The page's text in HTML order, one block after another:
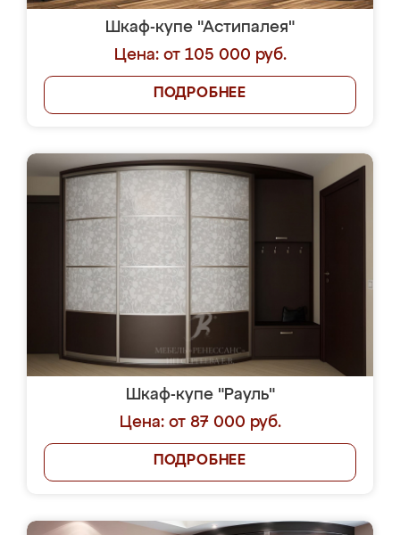
Шкаф-купе "Астипалея"
Цена: от 105 000 руб.
ПОДРОБНЕЕ
Шкаф-купе "Рауль"
Цена: от 87 000 руб.
ПОДРОБНЕЕ